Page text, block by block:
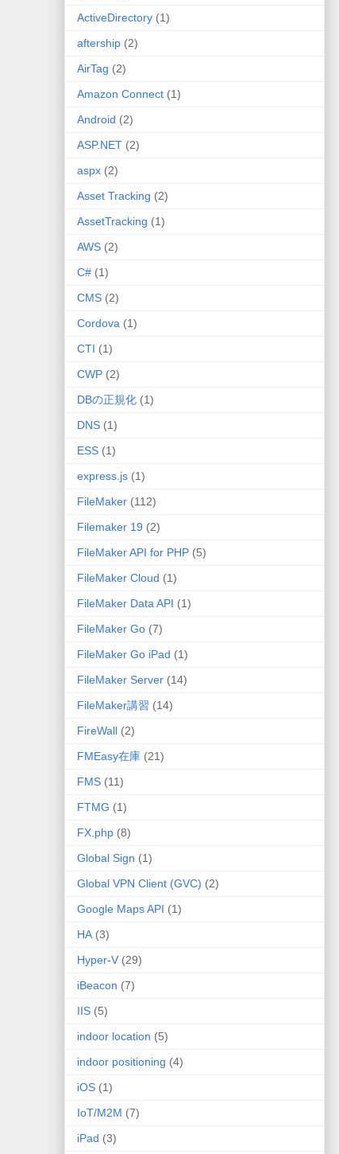
ActiveDirectory (1)
aftership (2)
AirTag (2)
Amazon Connect (1)
Android (2)
ASP.NET (2)
aspx (2)
Asset Tracking (2)
AssetTracking (1)
AWS (2)
C# (1)
CMS (2)
Cordova (1)
CTI (1)
CWP (2)
DBの正規化 (1)
DNS (1)
ESS (1)
express.js (1)
FileMaker (112)
Filemaker 19 (2)
FileMaker API for PHP (5)
FileMaker Cloud (1)
FileMaker Data API (1)
FileMaker Go (7)
FileMaker Go iPad (1)
FileMaker Server (14)
FileMaker講習 (14)
FireWall (2)
FMEasy在庫 (21)
FMS (11)
FTMG (1)
FX.php (8)
Global Sign (1)
Global VPN Client (GVC) (2)
Google Maps API (1)
HA (3)
Hyper-V (29)
iBeacon (7)
IIS (5)
indoor location (5)
indoor positioning (4)
iOS (1)
IoT/M2M (7)
iPad (3)